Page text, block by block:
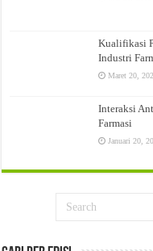
Kualifikasi
Industri
Maret 20,
Interaksi
Farmasi
Januari 20,